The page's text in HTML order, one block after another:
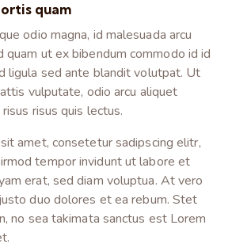
quam
odio magna, id malesuada arcu
quam ut ex bibendum commodo id id
ligula sed ante blandit volutpat. Ut
vulputate, odio arcu aliquet
risus quis lectus.
amet, consetetur sadipscing elitr,
tempor invidunt ut labore et
erat, sed diam voluptua. At vero
duo dolores et ea rebum. Stet
no sea takimata sanctus est Lorem